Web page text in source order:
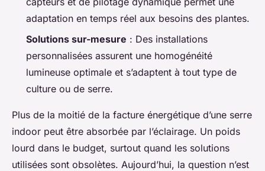
adaptation en temps réel aux besoins des plantes.
Solutions sur-mesure : Des installations
personnalisées assurent une homogénéité
lumineuse optimale et s’adaptent à tout type de
culture ou de serre.
Plus de la moitié de la facture énergétique d’une serre
indoor peut être absorbée par l’éclairage. Un poids
lourd dans le budget, surtout quand les solutions
utilisées sont obsolètes. Aujourd’hui, la question n’est